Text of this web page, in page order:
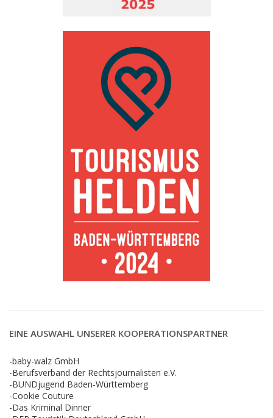
EINE AUSWAHL UNSERER KOOPERATIONSPARTNER
-baby-walz GmbH
-Berufsverband der Rechtsjournalisten e.V.
-BUNDjugend Baden-Württemberg
-Cookie Couture
-Das Kriminal Dinner